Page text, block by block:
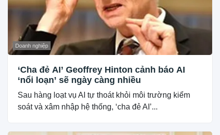
Doanh nghiệp
‘Cha đẻ AI’ Geoffrey Hinton cảnh báo AI
‘nổi loạn’ sẽ ngày càng nhiều
Sau hàng loạt vụ AI tự thoát khỏi môi trường kiểm
soát và xâm nhập hệ thống, ‘cha đẻ AI’...